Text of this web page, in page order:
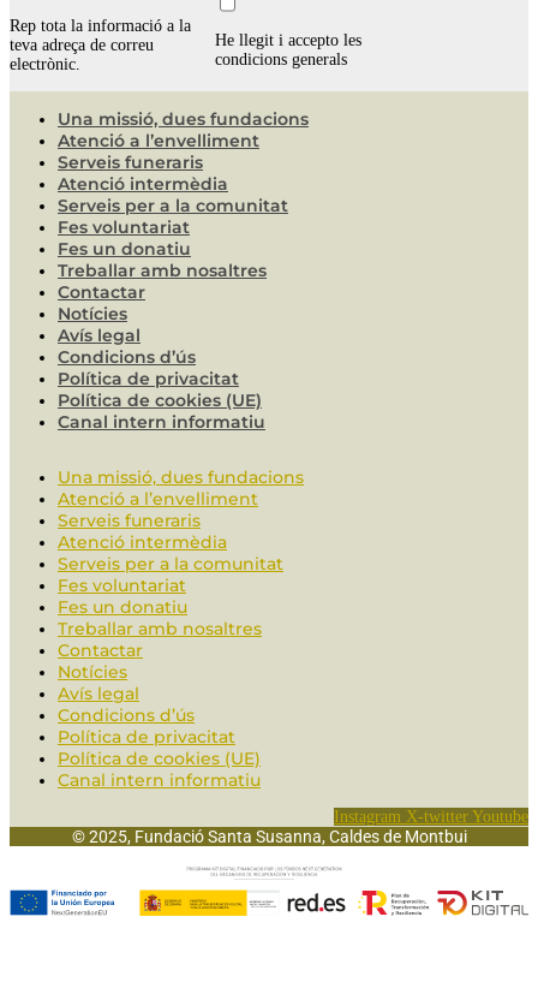
Rep tota la informació a la
teva adreça de correu
electrònic.
He llegit i accepto les
condicions generals
Una missió, dues fundacions
Atenció a l’envelliment
Serveis funeraris
Atenció intermèdia
Serveis per a la comunitat
Fes voluntariat
Fes un donatiu
Treballar amb nosaltres
Contactar
Notícies
Avís legal
Condicions d’ús
Política de privacitat
Política de cookies (UE)
Canal intern informatiu
Una missió, dues fundacions
Atenció a l’envelliment
Serveis funeraris
Atenció intermèdia
Serveis per a la comunitat
Fes voluntariat
Fes un donatiu
Treballar amb nosaltres
Contactar
Notícies
Avís legal
Condicions d’ús
Política de privacitat
Política de cookies (UE)
Canal intern informatiu
Instagram X-twitter Youtube
© 2025, Fundació Santa Susanna, Caldes de Montbui